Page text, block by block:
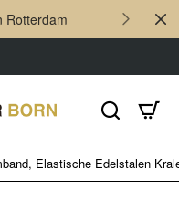
Rotterdam
Elastische Edelstalen